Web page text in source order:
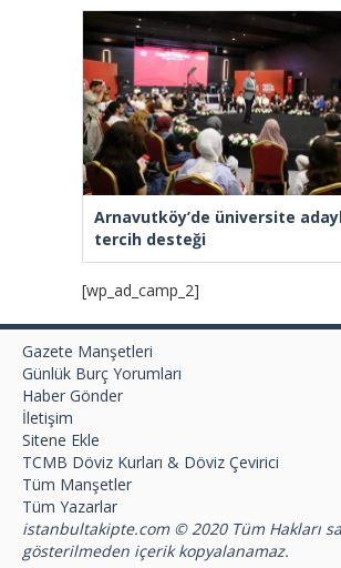
Arnavutköy’de üniversite
tercih desteği
[wp_ad_camp_2]
Gazete Manşetleri
İletişim
Sitene Ekle
TCMB Döviz Kurları & Döviz Çevirici
Tüm Manşetler
Tüm Yazarlar
istanbultakipte.com © 2020 Tüm Hakları
gösterilmeden içerik kopyalanamaz.
selyus